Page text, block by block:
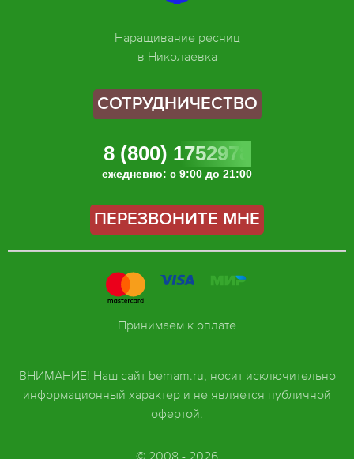
Наращивание ресниц
в Николаевка
СОТРУДНИЧЕСТВО
8 (800) 1752978
ежедневно: с 9:00 до 21:00
ПЕРЕЗВОНИТЕ МНЕ
ВНИМАНИЕ! Наш сайт bemam.ru, носит исключительно
информационный характер и не является публичной
офертой.
© 2008 - 2026
Принимаем к оплате